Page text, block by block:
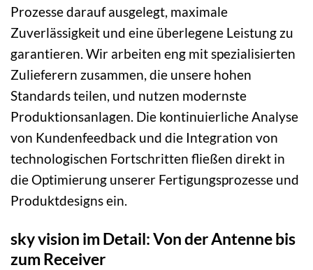
Prozesse darauf ausgelegt, maximale
Zuverlässigkeit und eine überlegene Leistung zu
garantieren. Wir arbeiten eng mit spezialisierten
Zulieferern zusammen, die unsere hohen
Standards teilen, und nutzen modernste
Produktionsanlagen. Die kontinuierliche Analyse
von Kundenfeedback und die Integration von
technologischen Fortschritten fließen direkt in
die Optimierung unserer Fertigungsprozesse und
Produktdesigns ein.
sky vision im Detail: Von der Antenne bis
zum Receiver